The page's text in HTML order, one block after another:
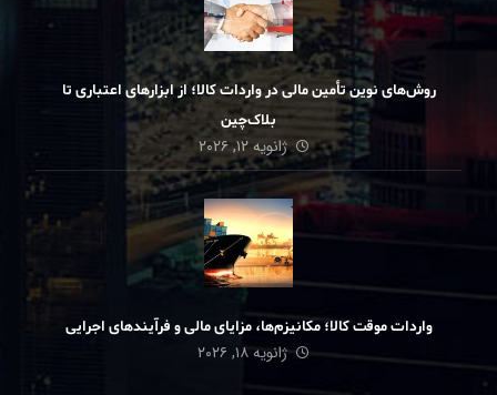
روش‌های نوین تأمین مالی در واردات کالا؛ از ابزارهای اعتباری تا
بلاک‌چین
ژانویه ۱۲, ۲۰۲۶
واردات موقت کالا؛ مکانیزم‌ها، مزایای مالی و فرآیندهای اجرایی
ژانویه ۱۸, ۲۰۲۶